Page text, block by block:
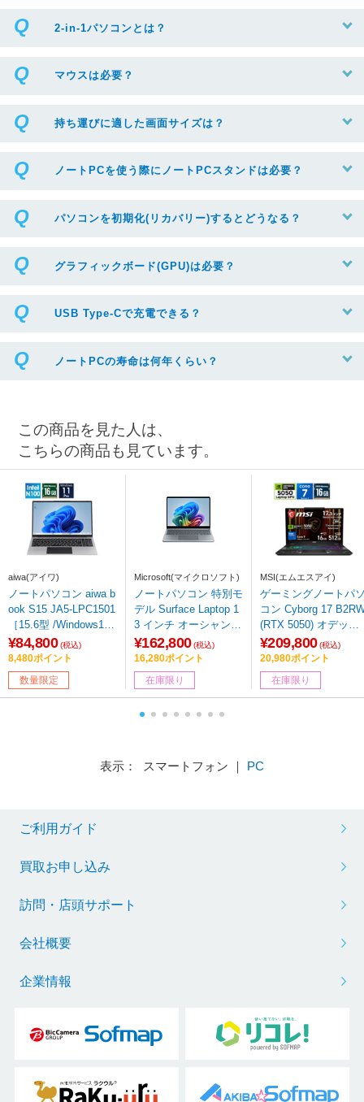
2-in-1パソコンとは？
マウスは必要？
持ち運びに適した画面サイズは？
ノートPCを使う際にノートPCスタンドは必要？
パソコンを初期化(リカバリー)するとどうなる？
グラフィックボード(GPU)は必要？
USB Type-Cで充電できる？
ノートPCの寿命は何年くらい？
この商品を見た人は、
こちらの商品も見ています。
aiwa(アイワ)
ノートパソコン aiwa b
ook S15 JA5-LPC1501
［15.6型 /Windows11
Pro /intel N100 /メモ
リ：16GB /SSD：256
GB /日本語版キーボー
ド /2025年7月モデル］
【sof001】
¥84,800 (税込)
8,480ポイント
数量限定
Microsoft(マイクロソフト)
ノートパソコン 特別モ
デル Surface Laptop 1
3 インチ オーシャング
リーン EP2-30766 【s
of001】
¥162,800 (税込)
16,280ポイント
在庫限り
MSI(エムエスアイ)
ゲーミングノートパ
コン Cyborg 17
(RTX 5050) オデッセ
イグレイ & スケルト
Cyborg-17-
6669JP [17.3型 /
ws11 Home /intel
7 /メモリ：16GB /SS
¥209,800 (税込)
20,980ポイント
在庫限り
表示： スマートフォン ｜ PC
ご利用ガイド
買取お申し込み
訪問・店頭サポート
会社概要
企業情報